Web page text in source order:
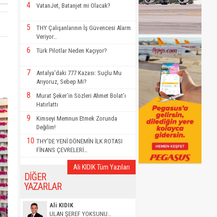
4 VatanJet, Batanjet mi Olacak?
5
THY Çalışanlarının İş Güvencesi Alarm
Veriyor…
6 Türk Pilotlar Neden Kaçıyor?
7
Antalya'daki 777 Kazası: Suçlu Mu
Arıyoruz, Sebep Mi?
8
Murat Şeker’in Sözleri Ahmet Bolat’ı
Hatırlattı
9
Kimseyi Memnun Etmek Zorunda
Değilim!
10 THY’DE YENİ DÖNEMİN İLK ROTASI
FİNANS ÇEVRELERİ…
Ali KIDIK Tüm Yazıları
DİĞER
YAZARLAR
Ali KIDIK
ULAN ŞEREF YOKSUNU…